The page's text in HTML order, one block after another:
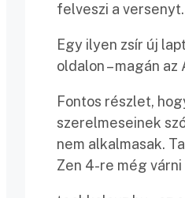
felveszi a versenyt.
Egy ilyen zsír új
oldalon – magán
Fontos részlet,
szerelmeseinek
nem alkalmasak.
Zen 4-re még várni